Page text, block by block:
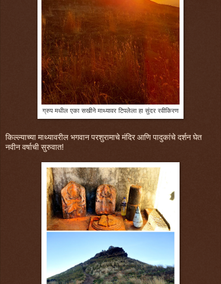
ग्रुप मधील एका सखीने माथ्यावर टिपलेला हा सुंदर रवीकिरण
किल्ल्याच्या माथ्यावरील भगवान परशुरामाचे मंदिर आणि पादुकांचे दर्शन घेत
नवीन वर्षाची सुरुवात!